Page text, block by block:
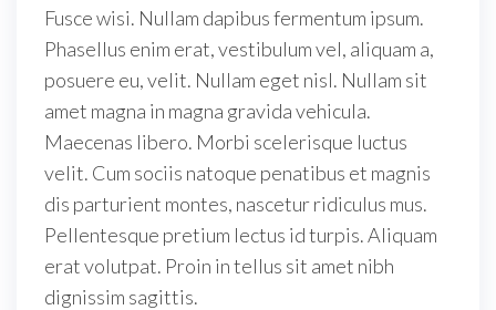
Fusce wisi. Nullam dapibus fermentum ipsum.
Phasellus enim erat, vestibulum vel, aliquam a,
posuere eu, velit. Nullam eget nisl. Nullam sit
amet magna in magna gravida vehicula.
Maecenas libero. Morbi scelerisque luctus
velit. Cum sociis natoque penatibus et magnis
dis parturient montes, nascetur ridiculus mus.
Pellentesque pretium lectus id turpis. Aliquam
erat volutpat. Proin in tellus sit amet nibh
dignissim sagittis.